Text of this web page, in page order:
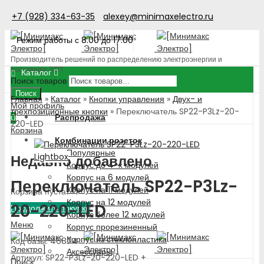
+7 (928) 334-63-35
alexey@minimaxelectro.ru
Режим работы с 8.00 до 17.00
Производитель решений по распределению электроэнергии и
поставщик ЭТП
Поиск товаров
Поиск
Мой профиль
0
Корзина
Недавно добавлено
Корзина пуста!
Продолжить покупки
Меню
Поиск
Каталог
Распродажа
Комбинации розеток
Популярные
Корпус до 4-х модулей
Корпус на 6 модулей
Корпус на 11 модулей
Корпус на 12 модулей
Корпус более 12 модулей
Корпус прорезиненный
Корпус из стеклопластика
Аксессуары
Главная » Каталог » Кнопки управления » Двух- и
трехпозиционные кнопки » Переключатель SP22-P3Lz-20-
220-LED
Lightbox
Переключатель SP22-P3Lz-
20-220-LED
Код базы: 46874
Артикул: SP22-P3Lz-20-220-LED +